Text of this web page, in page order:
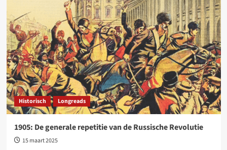
Historisch Longreads
1905: De generale repetitie van de Russische Revolutie
15 maart 2025